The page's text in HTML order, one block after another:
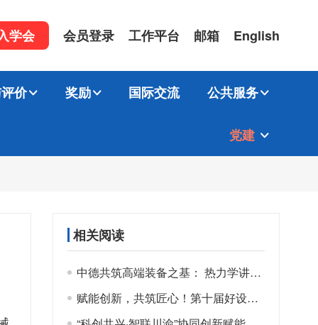
学会 会员登录 工作平台 邮箱 English
价 奖励 国际交流 公共服务
党建
相关阅读
中德共筑高端装备之基： 热力学讲座赋能中国机床产业高质量发展
赋能创新，共筑匠心！第十届好设计奖奖金重磅发放，提名单位同享荣耀